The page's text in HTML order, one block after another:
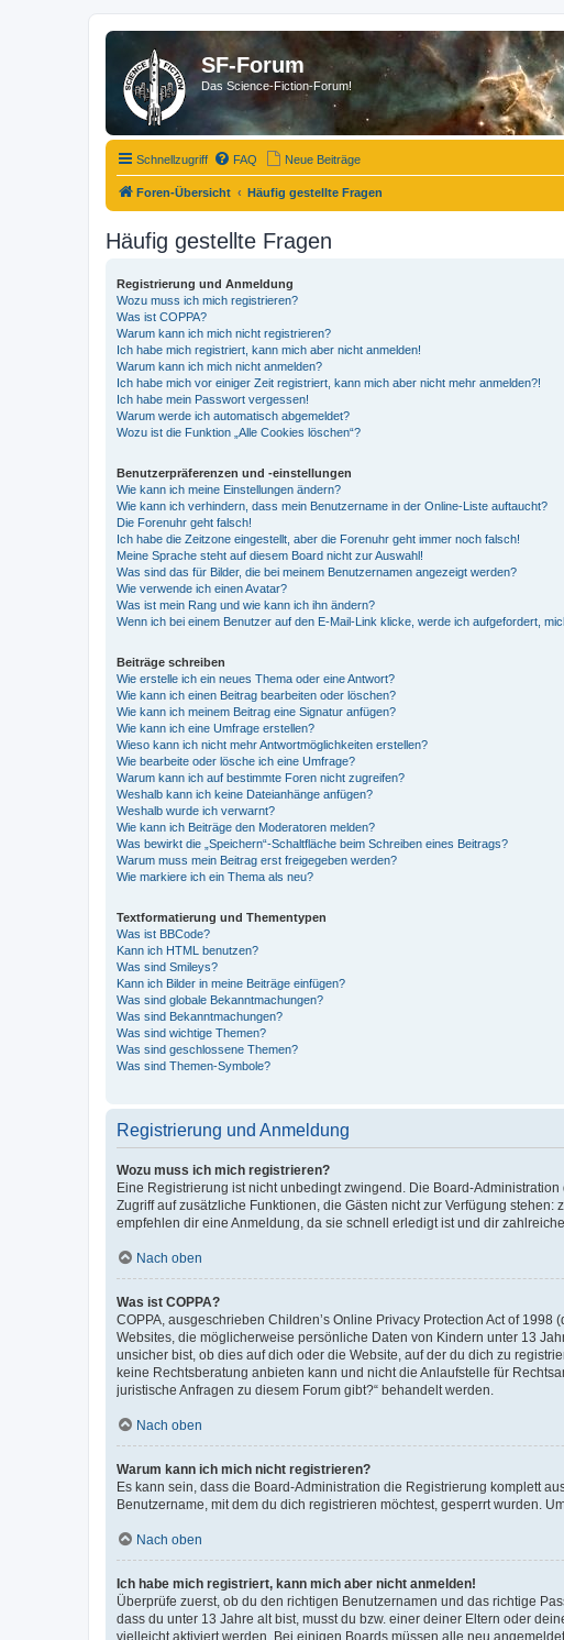
SF-Forum
Das Science-Fiction-Forum!
Schnellzugriff FAQ Neue Beiträge
Foren-Übersicht Häufig gestellte Fragen
Häufig gestellte Fragen
Registrierung und Anmeldung
Wozu muss ich mich registrieren?
Was ist COPPA?
Warum kann ich mich nicht registrieren?
Ich habe mich registriert, kann mich aber nicht anmelden!
Warum kann ich mich nicht anmelden?
Ich habe mich vor einiger Zeit registriert, kann mich aber nicht mehr anmelden?!
Ich habe mein Passwort vergessen!
Warum werde ich automatisch abgemeldet?
Wozu ist die Funktion „Alle Cookies löschen“?
Benutzerpräferenzen und -einstellungen
Wie kann ich meine Einstellungen ändern?
Wie kann ich verhindern, dass mein Benutzername in der Online-Liste auftaucht?
Die Forenuhr geht falsch!
Ich habe die Zeitzone eingestellt, aber die Forenuhr geht immer noch falsch!
Meine Sprache steht auf diesem Board nicht zur Auswahl!
Was sind das für Bilder, die bei meinem Benutzernamen angezeigt werden?
Wie verwende ich einen Avatar?
Was ist mein Rang und wie kann ich ihn ändern?
Wenn ich bei einem Benutzer auf den E-Mail-Link klicke, werde ich aufgefordert,
Beiträge schreiben
Wie erstelle ich ein neues Thema oder eine Antwort?
Wie kann ich einen Beitrag bearbeiten oder löschen?
Wie kann ich meinem Beitrag eine Signatur anfügen?
Wie kann ich eine Umfrage erstellen?
Wieso kann ich nicht mehr Antwortmöglichkeiten erstellen?
Wie bearbeite oder lösche ich eine Umfrage?
Warum kann ich auf bestimmte Foren nicht zugreifen?
Weshalb kann ich keine Dateianhänge anfügen?
Weshalb wurde ich verwarnt?
Wie kann ich Beiträge den Moderatoren melden?
Was bewirkt die „Speichern“-Schaltfläche beim Schreiben eines Beitrags?
Warum muss mein Beitrag erst freigegeben werden?
Wie markiere ich ein Thema als neu?
Textformatierung und Thementypen
Was ist BBCode?
Kann ich HTML benutzen?
Was sind Smileys?
Kann ich Bilder in meine Beiträge einfügen?
Was sind globale Bekanntmachungen?
Was sind Bekanntmachungen?
Was sind wichtige Themen?
Was sind geschlossene Themen?
Was sind Themen-Symbole?
Registrierung und Anmeldung
Wozu muss ich mich registrieren?
Eine Registrierung ist nicht unbedingt zwingend. Die Board-
Zugriff auf zusätzliche Funktionen, die Gästen nicht zur Verfügung
empfehlen dir eine Anmeldung, da sie schnell erledigt ist und dir
Nach oben
Was ist COPPA?
COPPA, ausgeschrieben Children’s Online Privacy Protection Act of
Websites, die möglicherweise persönliche Daten von Kindern unter 13
unsicher bist, ob dies auf dich oder die Website, auf der du dich zu
keine Rechtsberatung anbieten kann und nicht die Anlaufstelle für
juristische Anfragen zu diesem Forum gibt?“ behandelt werden.
Nach oben
Warum kann ich mich nicht registrieren?
Es kann sein, dass die Board-Administration die Registrierung komplett
Benutzername, mit dem du dich registrieren möchtest, gesperrt wurden.
Nach oben
Ich habe mich registriert, kann mich aber nicht anmelden!
Überprüfe zuerst, ob du den richtigen Benutzernamen und das richtige
dass du unter 13 Jahre alt bist, musst du bzw. einer deiner Eltern oder
vielleicht aktiviert werden. Bei einigen Boards müssen alle neu